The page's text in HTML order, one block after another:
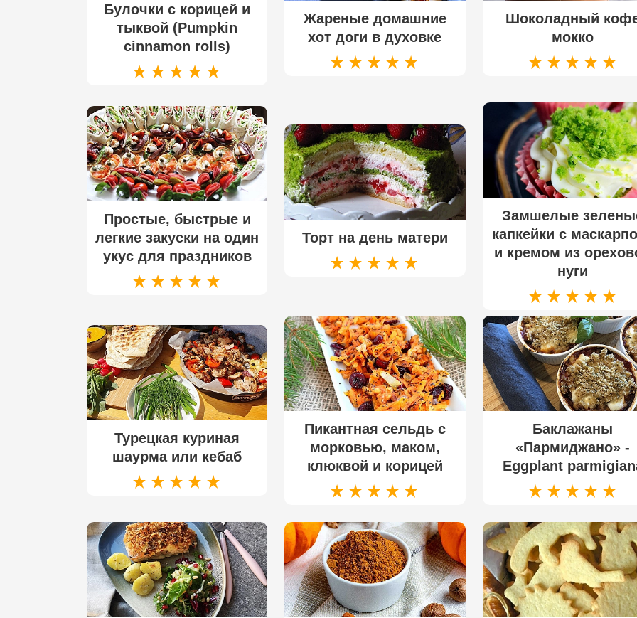
Булочки с корицей и
тыквой (Pumpkin
cinnamon rolls)
Жареные домашние
хот доги в духовке
Шоколадный
мокко
Простые, быстрые и
легкие закуски на один
укус для праздников
Торт на день матери
Замшелые
капкейки с
и кремом из
нуги
Турецкая куриная
шаурма или кебаб
Пикантная сельдь с
морковью, маком,
клюквой и корицей
Баклажаны
«Пармиджано» -
Eggplant